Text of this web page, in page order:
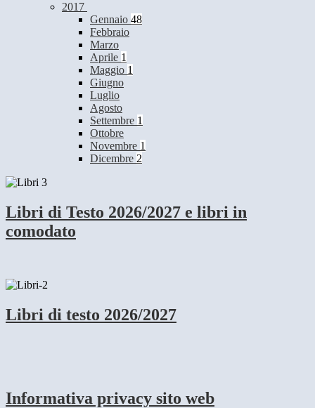
2017
Gennaio 48
Febbraio
Marzo
Aprile 1
Maggio 1
Giugno
Luglio
Agosto
Settembre 1
Ottobre
Novembre 1
Dicembre 2
Libri di Testo 2026/2027 e libri in
comodato
Libri di testo 2026/2027
Informativa privacy sito web